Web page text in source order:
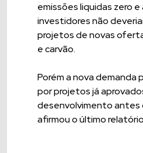
emissões liquidas zero
investidores não
projetos de novas
e carvão.
Porém a nova demanda
por projetos já
desenvolvimento antes
afirmou o último